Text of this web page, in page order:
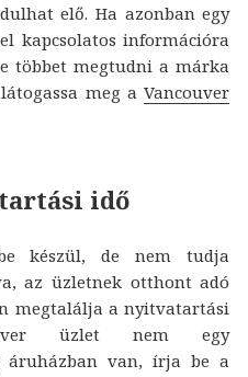
elő. Ha azonban egy
kapcsolatos információra
többet megtudni a márka
látogassa meg aVancouver
idő
készül, de nem tudja
az üzletnek otthont adó
megtalálja a nyitvatartási
üzlet nem egy
áruházban van, írja be a